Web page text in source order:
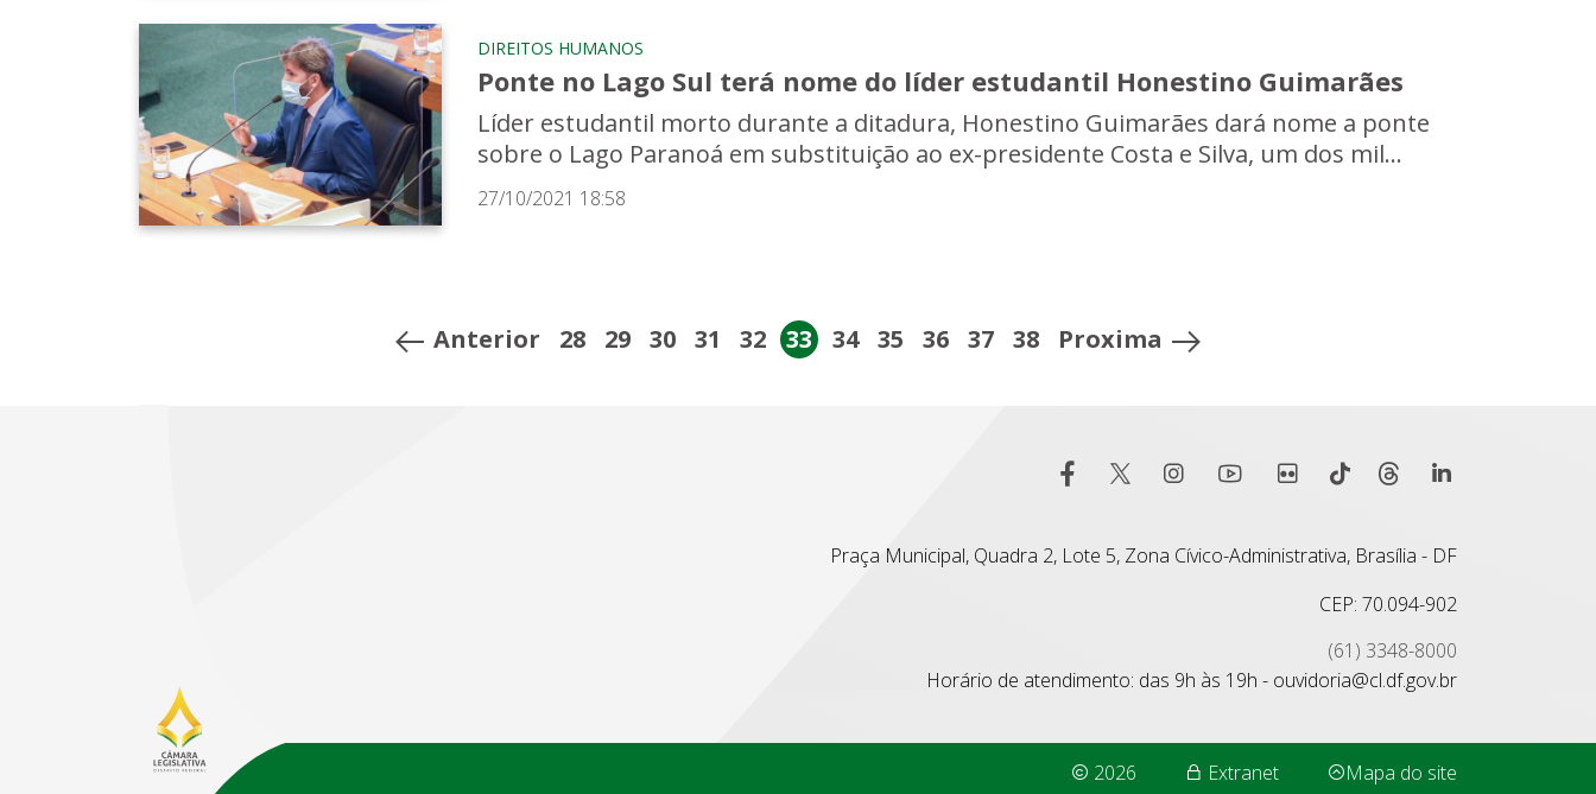
DIREITOS HUMANOS
Ponte no Lago Sul terá nome do líder estudantil Honestino Guimarães
Líder estudantil morto durante a ditadura, Honestino Guimarães dará nome a ponte
sobre o Lago Paranoá em substituição ao ex-presidente Costa e Silva, um dos mil...
27/10/2021 18:58
Anterior 28 29 30 31 32 33 34 35 36 37 38 Proxima
Praça Municipal, Quadra 2, Lote 5, Zona Cívico-Administrativa, Brasília - DF
CEP: 70.094-902
(61) 3348-8000
Horário de atendimento: das 9h às 19h - ouvidoria@cl.df.gov.br
2026 Extranet Mapa do site